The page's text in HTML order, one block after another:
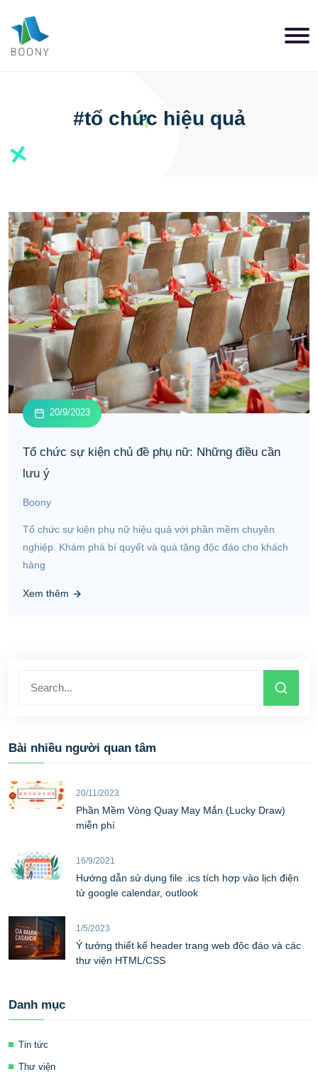
#tố chức hiệu quả
20/9/2023
Tổ chức sự kiện chủ đề phụ nữ: Những điều cần
lưu ý
Boony
Tổ chức sự kiện phụ nữ hiệu quả với phần mềm chuyên
nghiệp. Khám phá bí quyết và quà tặng độc đáo cho khách
hàng
Xem thêm
Bài nhiều người quan tâm
20/11/2023
Phần Mềm Vòng Quay May Mắn (Lucky Draw)
miễn phí
16/9/2021
Hướng dẫn sử dụng file .ics tích hợp vào lịch điện
tử google calendar, outlook
1/5/2023
Ý tưởng thiết kế header trang web độc đáo và các
thư viện HTML/CSS
Danh mục
Tin tức
Thư viện